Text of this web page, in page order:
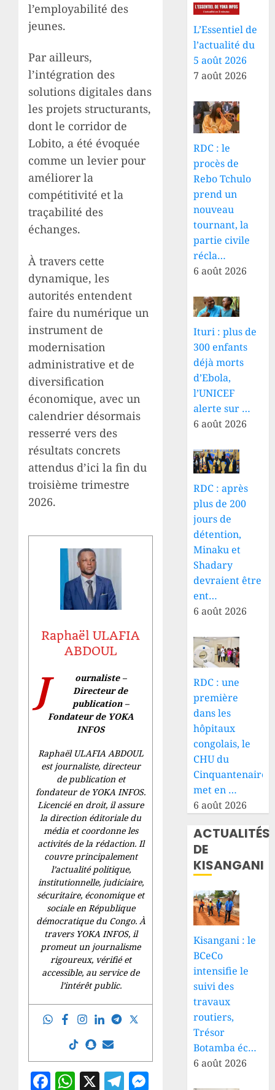
l’employabilité des
jeunes.
Par ailleurs,
l’intégration des
solutions digitales dans
les projets structurants,
dont le corridor de
Lobito, a été évoquée
comme un levier pour
améliorer la
compétitivité et la
traçabilité des
échanges.
À travers cette
dynamique, les
autorités entendent
faire du numérique un
instrument de
modernisation
administrative et de
diversification
économique, avec un
calendrier désormais
resserré vers des
résultats concrets
attendus d’ici la fin du
troisième trimestre
2026.
Raphaël ULAFIA
ABDOUL
J
ournaliste –
Directeur de
publication –
Fondateur de YOKA
INFOS
Raphaël ULAFIA ABDOUL
est journaliste, directeur
de publication et
fondateur de YOKA INFOS.
Licencié en droit, il assure
la direction éditoriale du
média et coordonne les
activités de la rédaction. Il
couvre principalement
l’actualité politique,
institutionnelle, judiciaire,
sécuritaire, économique et
sociale en République
démocratique du Congo. À
travers YOKA INFOS, il
promeut un journalisme
rigoureux, vérifié et
accessible, au service de
l’intérêt public.
Facebook
WhatsApp
X Telegram
Messenger
L’Essentiel de
l’actualité du
5 août 2026
7 août 2026
RDC : le
procès de
Rebo Tchulo
prend un
nouveau
tournant, la
partie civile
récla…
6 août 2026
Ituri : plus de
300 enfants
déjà morts
d’Ebola,
l’UNICEF
alerte sur …
6 août 2026
RDC : après
plus de 200
jours de
détention,
Minaku et
Shadary
devraient être
ent…
6 août 2026
RDC : une
première
dans les
hôpitaux
congolais, le
CHU du
Cinquantenaire
met en …
6 août 2026
ACTUALITÉS
DE
KISANGANI
Kisangani : le
BCeCo
intensifie le
suivi des
travaux
routiers,
Trésor
Botamba éc…
6 août 2026